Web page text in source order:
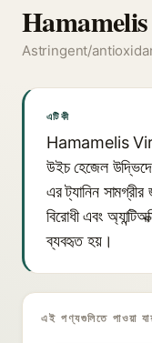
Astringent/
এটি কী
Hamamelis
উইচ হেজেল
এর ট্যানিন
বিরোধী এবং
ব্যবহৃত হয়।
এই পণ্যগুলিতে পাওয়া